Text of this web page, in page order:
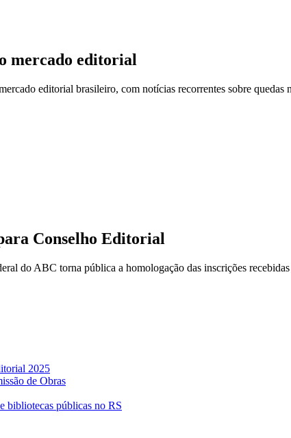
mercado editorial
editorial brasileiro, com notícias recorrentes sobre
Conselho Editorial
do ABC torna pública a homologação das inscrições
2025
de Obras
bibliotecas públicas no RS